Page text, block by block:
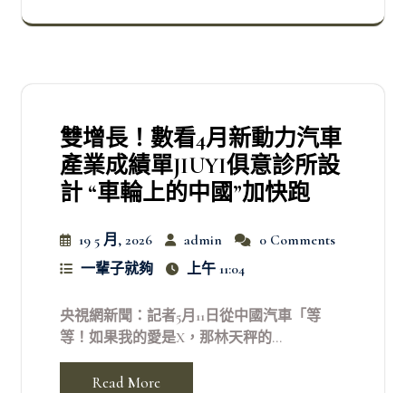
雙增長！數看4月新動力汽車
產業成績單JIUYI俱意診所設
計 “車輪上的中國”加快跑
19 5 月, 2026 admin
0 Comments
一輩子就夠
上午 11:04
央視網新聞：記者5月11日從中國汽車「等
等！如果我的愛是X，那林天秤的...
Read More